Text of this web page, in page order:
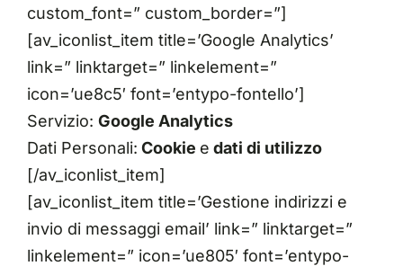
custom_font=” custom_border=”]
[av_iconlist_item title=’Google Analytics’
link=” linktarget=” linkelement=”
icon=’ue8c5′ font=’entypo-fontello’]
Servizio: Google Analytics
Dati Personali: Cookie e dati di utilizzo
[/av_iconlist_item]
[av_iconlist_item title=’Gestione indirizzi e
invio di messaggi email’ link=” linktarget=”
linkelement=” icon=’ue805′ font=’entypo-